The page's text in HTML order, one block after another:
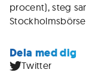
procent), steg
Dela med dig
Twitter